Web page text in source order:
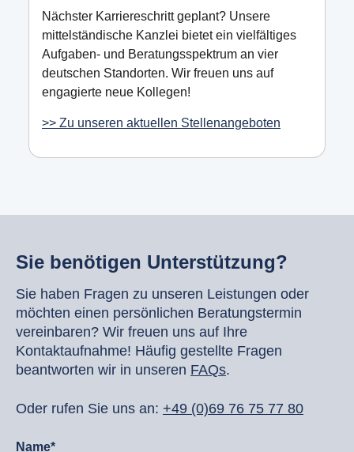
Nächster Karriereschritt geplant? Unsere
mittelständische Kanzlei bietet ein vielfältiges
Aufgaben- und Beratungsspektrum an vier
deutschen Standorten. Wir freuen uns auf
engagierte neue Kollegen!
>> Zu unseren aktuellen Stellenangeboten
Sie benötigen Unterstützung?
Sie haben Fragen zu unseren Leistungen oder
möchten einen persönlichen Beratungstermin
vereinbaren? Wir freuen uns auf Ihre
Kontaktaufnahme! Häufig gestellte Fragen
beantworten wir in unseren FAQs.
Oder rufen Sie uns an: +49 (0)69 76 75 77 80
Name*